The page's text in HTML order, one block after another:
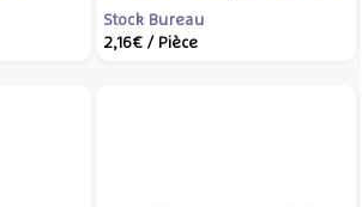
STABILO
Stock Bureau
2,16€ / Pièce